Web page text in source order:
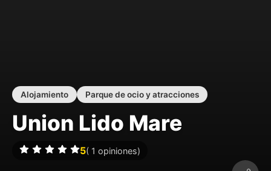
Alojamiento Parque de ocio y atracciones
Union Lido Mare
5( 1 opiniones)